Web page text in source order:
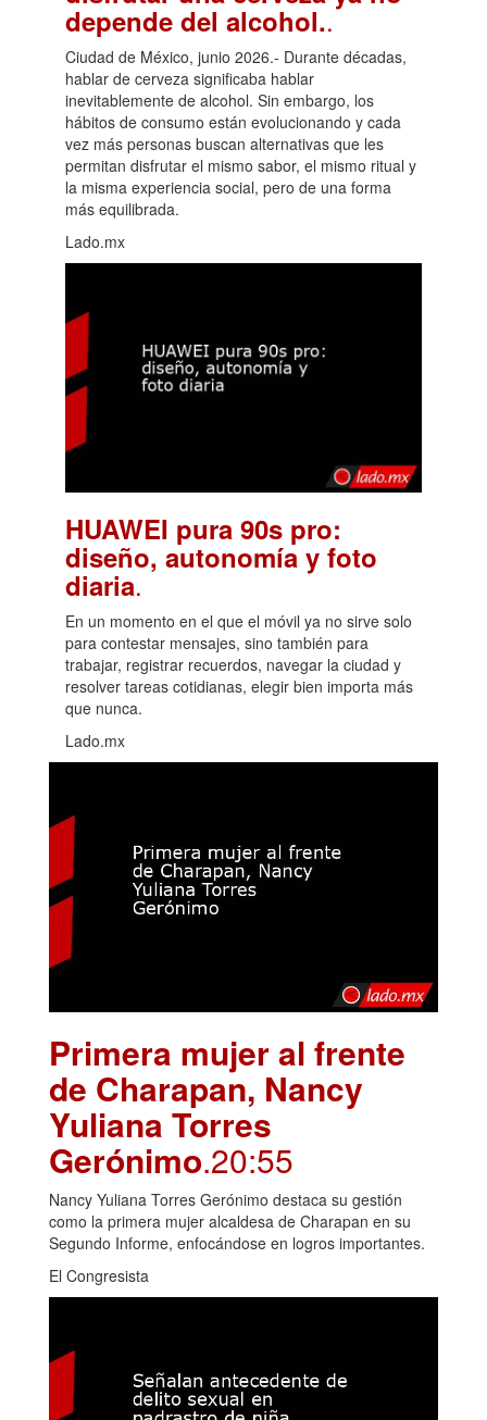
depende del alcohol..
Ciudad de México, junio 2026.- Durante décadas,
hablar de cerveza significaba hablar
inevitablemente de alcohol. Sin embargo, los
hábitos de consumo están evolucionando y cada
vez más personas buscan alternativas que les
permitan disfrutar el mismo sabor, el mismo ritual y
la misma experiencia social, pero de una forma
más equilibrada.
Lado.mx
HUAWEI pura 90s pro:
diseño, autonomía y foto
diaria.
En un momento en el que el móvil ya no sirve solo
para contestar mensajes, sino también para
trabajar, registrar recuerdos, navegar la ciudad y
resolver tareas cotidianas, elegir bien importa más
que nunca.
Lado.mx
Primera mujer al frente
de Charapan, Nancy
Yuliana Torres
Gerónimo.20:55
Nancy Yuliana Torres Gerónimo destaca su gestión
como la primera mujer alcaldesa de Charapan en su
Segundo Informe, enfocándose en logros importantes.
El Congresista